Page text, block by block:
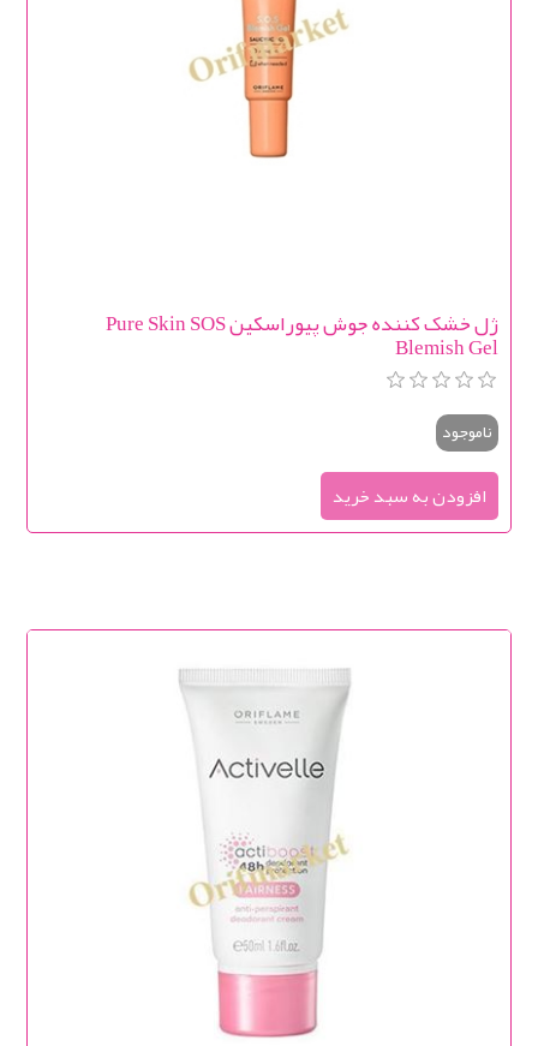
ژل خشک کننده جوش پیوراسکین Pure Skin SOS
Blemish Gel
ناموجود